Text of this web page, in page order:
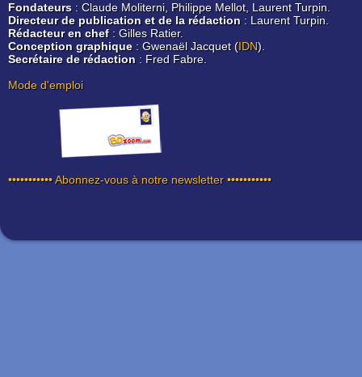
Fondateurs : Claude Moliterni, Philippe Mellot, Laurent Turpin.
Directeur de publication et de la rédaction : Laurent Turpin.
Rédacteur en chef: Gilles Ratier.
Conception graphique: Gwenaël Jacquet (IDN).
Secrétaire de rédaction : Fred Fabre.
Mode d'emploi
••••••••••• Abonnez-vous à notre newsletter •••••••••••